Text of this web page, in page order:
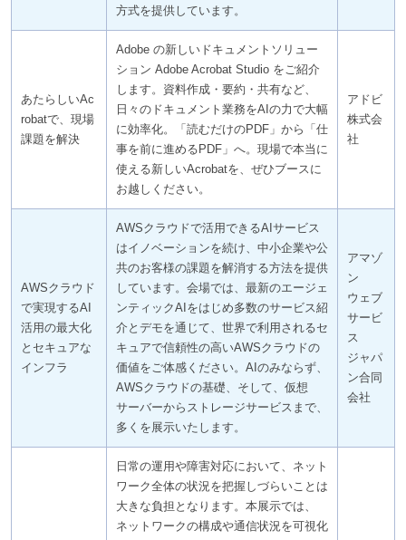
方式を提供しています。
あたらしいAc
robatで、現場
課題を解決
Adobe の新しいドキュメントソリュー
ション Adobe Acrobat Studio をご紹介
します。資料作成・要約・共有など、
日々のドキュメント業務をAIの力で大幅
に効率化。「読むだけのPDF」から「仕
事を前に進めるPDF」へ。現場で本当に
使える新しいAcrobatを、ぜひブースに
お越しください。
アドビ
株式会
社
AWSクラウド
で実現するAI
活用の最大化
とセキュアな
インフラ
AWSクラウドで活用できるAIサービス
はイノベーションを続け、中小企業や公
共のお客様の課題を解消する方法を提供
しています。会場では、最新のエージェ
ンティックAIをはじめ多数のサービス紹
介とデモを通じて、世界で利用されるセ
キュアで信頼性の高いAWSクラウドの
価値をご体感ください。AIのみならず、
AWSクラウドの基礎、そして、仮想
サーバーからストレージサービスまで、
多くを展示いたします。
アマゾ
ン
ウェブ
サービ
ス
ジャパ
ン合同
会社
日常の運用や障害対応において、ネット
ワーク全体の状況を把握しづらいことは
大きな負担となります。本展示では、
ネットワークの構成や通信状況を可視化